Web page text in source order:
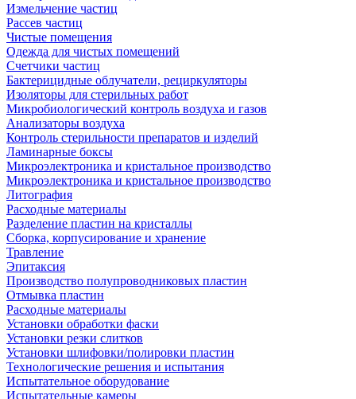
Измельчение частиц
Рассев частиц
Чистые помещения
Одежда для чистых помещений
Счетчики частиц
Бактерицидные облучатели, рециркуляторы
Изоляторы для стерильных работ
Микробиологический контроль воздуха и газов
Анализаторы воздуха
Контроль стерильности препаратов и изделий
Ламинарные боксы
Микроэлектроника и кристальное производство
Микроэлектроника и кристальное производство
Литография
Расходные материалы
Разделение пластин на кристаллы
Сборка, корпусирование и хранение
Травление
Эпитаксия
Производство полупроводниковых пластин
Отмывка пластин
Расходные материалы
Установки обработки фаски
Установки резки слитков
Установки шлифовки/полировки пластин
Технологические решения и испытания
Испытательное оборудование
Испытательные камеры